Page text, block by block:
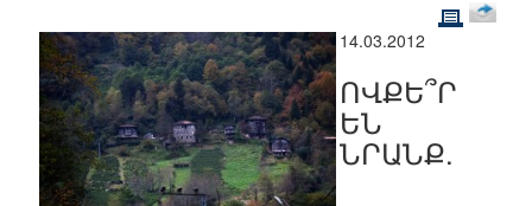
14.03.2012
ՈՎՔԵ՞Ր
ԵՆ
ՆՐԱՆՔ.